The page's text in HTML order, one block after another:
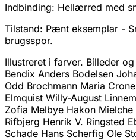
Indbinding: Hellærred med
Tilstand: Pænt eksemplar -
brugsspor.
Illustreret i farver. Billeder
Bendix Anders Bodelsen
Odd Brochmann Maria
Elmquist Willy-August
Zofia Melbye Hakon
Rifbjerg Henrik V. Ringsted
Schade Hans Scherfig Ole